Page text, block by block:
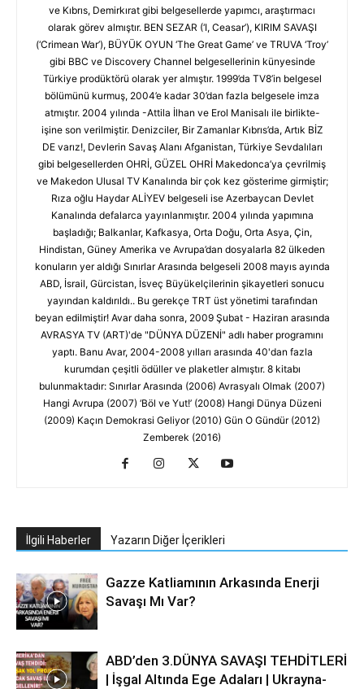
ve Kıbrıs, Demirkırat gibi belgesellerde yapımcı, araştırmacı
olarak görev almıştır. BEN SEZAR (‘I, Ceasar’), KIRIM SAVAŞI
(‘Crimean War’), BÜYÜK OYUN ‘The Great Game’ ve TRUVA ‘Troy’
gibi BBC ve Discovery Channel belgesellerinin künyesinde
Türkiye prodüktörü olarak yer almıştır. 1999’da TV8’in belgesel
bölümünü kurmuş, 2004’e kadar 30’dan fazla belgesele imza
atmıştır. 2004 yılında -Attila İlhan ve Erol Manisalı ile birlikte-
işine son verilmiştir. Denizciler, Bir Zamanlar Kıbrıs’da, Artık BİZ
DE varız!, Devlerin Savaş Alanı Afganistan, Türkiye Sevdalıları
gibi belgesellerden OHRİ, GÜZEL OHRİ Makedonca’ya çevrilmiş
ve Makedon Ulusal TV Kanalında bir çok kez gösterime girmiştir;
Rıza oğlu Haydar ALİYEV belgeseli ise Azerbaycan Devlet
Kanalında defalarca yayınlanmıştır. 2004 yılında yapımına
başladığı; Balkanlar, Kafkasya, Orta Doğu, Orta Asya, Çin,
Hindistan, Güney Amerika ve Avrupa’dan dosyalarla 82 ülkeden
konuların yer aldığı Sınırlar Arasında belgeseli 2008 mayıs ayında
ABD, İsrail, Gürcistan, İsveç Büyükelçilerinin şikayetleri sonucu
yayından kaldırıldı.. Bu gerekçe TRT üst yönetimi tarafından
beyan edilmiştir! Avar daha sonra, 2009 Şubat - Haziran arasında
AVRASYA TV (ART)'de "DÜNYA DÜZENİ" adlı haber programını
yaptı. Banu Avar, 2004-2008 yılları arasında 40'dan fazla
kurumdan çeşitli ödüller ve plaketler almıştır. 8 kitabı
bulunmaktadır: Sınırlar Arasında (2006) Avrasyalı Olmak (2007)
Hangi Avrupa (2007) ‘Böl ve Yut!’ (2008) Hangi Dünya Düzeni
(2009) Kaçın Demokrasi Geliyor (2010) Gün O Gündür (2012)
Zemberek (2016)
İlgili Haberler Yazarın Diğer İçerikleri
Gazze Katliamının Arkasında Enerji
Savaşı Mı Var?
ABD’den 3.DÜNYA SAVAŞI TEHDİTLERİ
| İşgal Altında Ege Adaları | Ukrayna-